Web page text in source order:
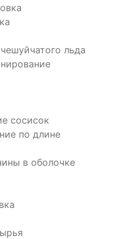
льда
сосисок
по длине
в оболочке